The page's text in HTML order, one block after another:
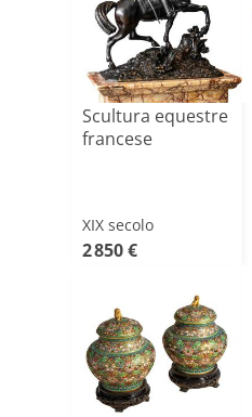
Scultura equestre
francese
XIX secolo
2 850 €